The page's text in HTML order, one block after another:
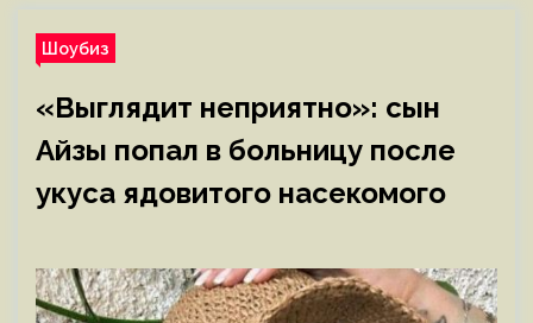
Шоубиз
«Выглядит неприятно»: сын
Айзы попал в больницу после
укуса ядовитого насекомого